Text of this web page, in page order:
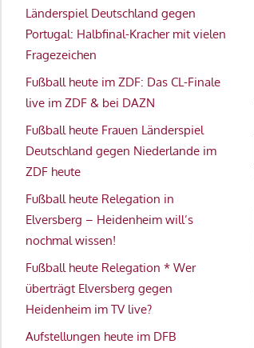
Länderspiel Deutschland gegen
Portugal: Halbfinal-Kracher mit vielen
Fragezeichen
Fußball heute im ZDF: Das CL-Finale
live im ZDF & bei DAZN
Fußball heute Frauen Länderspiel
Deutschland gegen Niederlande im
ZDF heute
Fußball heute Relegation in
Elversberg – Heidenheim will’s
nochmal wissen!
Fußball heute Relegation * Wer
überträgt Elversberg gegen
Heidenheim im TV live?
Aufstellungen heute im DFB